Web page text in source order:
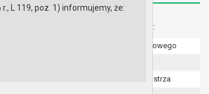
Menu dodatkowe:
Numer konta bankowego
Zarządzenia Burmistrza
L 119, poz. 1) informujemy, że: